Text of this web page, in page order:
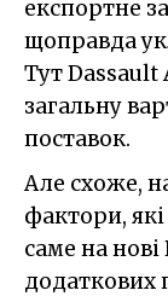
експортне
щоправда
Тут Dassault
загальну
поставок.
Але схоже,
фактори,
саме на
додаткових